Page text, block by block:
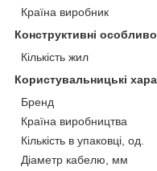
Країна виробник
Конструктивні
Кількість жил
Користувальницькі
Бренд
Країна виробництва
Кількість в упаковці, од.
Діаметр кабелю, мм